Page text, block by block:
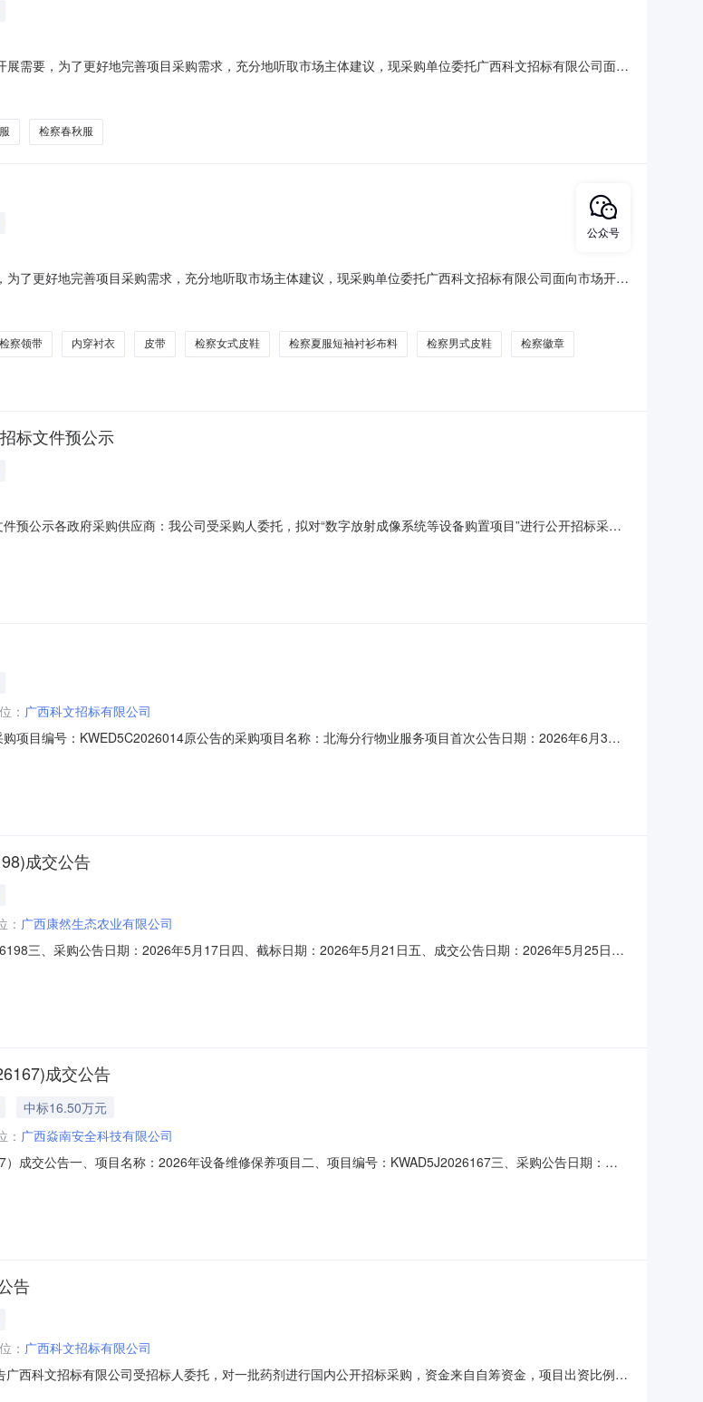
需要，为了更好地完善项目采购需求，充分地听取市场主体建议，现采购单位委托广西科文招标有限公司面向
要求。二、调查内容本次采购需求调查内容如下：1、相关产业发展情况；（格式自拟）2、市场供给情况；
检察春秋服
了更好地完善项目采购需求，充分地听取市场主体建议，现采购单位委托广西科文招标有限公司面向市场开展
察内穿衬衫布料（白）、检察领带（红）、检察领带（蓝）、检察徽章、皮带、检察男式皮鞋（系带款）、检
检察领带 内穿衬衣 皮带 检察女式皮鞋 检察夏服短袖衬衫布料 检察男式皮鞋 检察徽章
标文件预公示
预公示各政府采购供应商：我公司受采购人委托，拟对“数字放射成像系统等设备购置项目”进行公开招标采
，请于2026年6月25日18时前以书面形式（意见函）向我公司反映，以便我公司完善招标文件。如供应商需提
： 广西科文招标有限公司
项目编号：KWED5C2026014原公告的采购项目名称：北海分行物业服务项目首次公告日期：2026年6月3日
：本部司机参考配置人数2人、其他服务：其他服务人员参考配置人数8人”。更改日期：2026年6月10日三、
成交公告
： 广西康然生态农业有限公司
三、采购公告日期：2026年5月17日四、截标日期：2026年5月21日五、成交公告日期：2026年5月25日
代理机构：广西科文招标有限公司2026年5月25日
成交公告
中标16.50万元
： 广西焱南安全科技有限公司
成交公告一、项目名称：2026年设备维修保养项目二、项目编号：KWAD5J2026167三、采购公告日期：
八、各有关当事人对成交结果有异议的，可以在成交结果公告发布之日起3日内以书面形式向广西科文
告
： 广西科文招标有限公司
西科文招标有限公司受招标人委托，对一批药剂进行国内公开招标采购，资金来自自筹资金，项目出资比例为
公众号